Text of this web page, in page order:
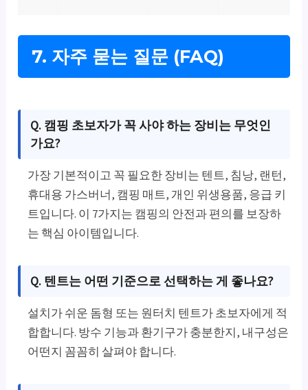
7. 자주 묻는 질문 (FAQ)
Q. 캠핑 초보자가 꼭 사야 하는 장비는 무엇인
가요?
가장 기본적이고 꼭 필요한 장비는 텐트, 침낭, 랜턴,
휴대용 가스버너, 캠핑 매트, 개인 위생용품, 응급 키
트입니다. 이 7가지는 캠핑의 안전과 편의를 보장하
는 핵심 아이템입니다.
Q. 텐트는 어떤 기준으로 선택하는 게 좋나요?
설치가 쉬운 돔형 또는 원터치 텐트가 초보자에게 적
합합니다. 방수 기능과 환기구가 충분한지, 내구성은
어떤지 꼼꼼히 살펴야 합니다.